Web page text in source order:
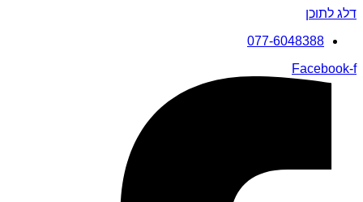
דלג לתוכן
077-6048388
Facebook-f